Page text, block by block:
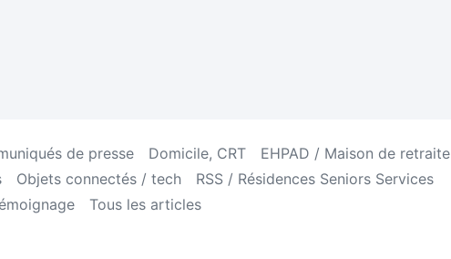
de presse Domicile, CRT
EHPAD / Maison de retraite
Objets connectés / tech
RSS / Résidences Seniors Services
Tous les articles